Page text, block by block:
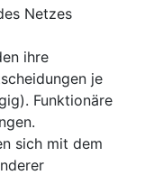
Netzes
ihre
je
Funktionäre
sich mit dem